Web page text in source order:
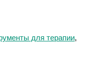
для терапии,